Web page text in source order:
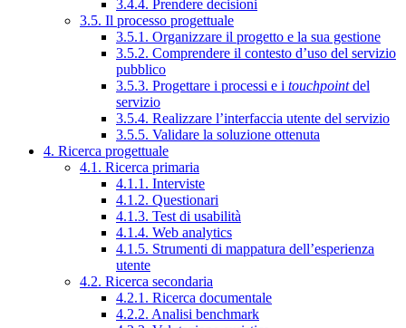
3.4.4. Prendere decisioni
3.5. Il processo progettuale
3.5.1. Organizzare il progetto e la sua gestione
3.5.2. Comprendere il contesto d’uso del servizio
pubblico
3.5.3. Progettare i processi e i touchpointdel
servizio
3.5.4. Realizzare l’interfaccia utente del servizio
3.5.5. Validare la soluzione ottenuta
4. Ricerca progettuale
4.1. Ricerca primaria
4.1.1. Interviste
4.1.2. Questionari
4.1.3. Test di usabilità
4.1.4. Web analytics
4.1.5. Strumenti di mappatura dell’esperienza
utente
4.2. Ricerca secondaria
4.2.1. Ricerca documentale
4.2.2. Analisi benchmark